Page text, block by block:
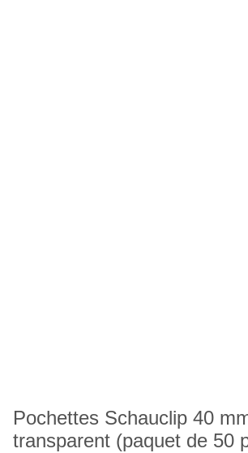
Pochettes Schauclip 40
transparent (paquet de 50